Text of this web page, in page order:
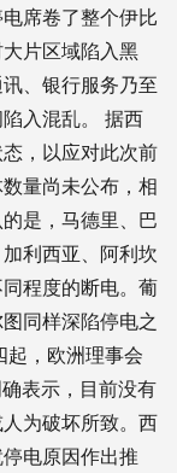
席卷了整个伊比
片区域陷入黑
、银行服务乃至
入混乱。 据西
，以应对此次前
量尚未公布，相
是，马德里、巴
利西亚、阿利坎
程度的断电。葡
同样深陷停电之
起，欧洲理事会
表示，目前没有
为破坏所致。西
电原因作出推